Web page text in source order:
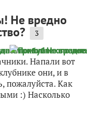
Не вредно
3
Напали вот
они, и в
пожалуйста. Как
:) Насколько